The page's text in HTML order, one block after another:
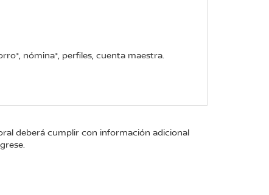
nómina*, perfiles, cuenta maestra.
deberá cumplir con información adicional